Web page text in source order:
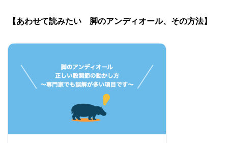
【あわせて読みたい 脚のアンディオール、その方法】